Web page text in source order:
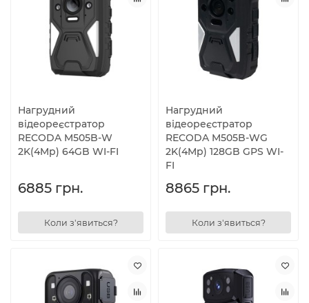
Нагрудний
відеореєстратор
RECODA M505B-W
2K(4Mp) 64GB WI-FI
6885 грн.
Коли з'явиться?
Нагрудний
відеореєстратор
RECODA M505B-WG
2K(4Mp) 128GB GPS WI-
FI
8865 грн.
Коли з'явиться?